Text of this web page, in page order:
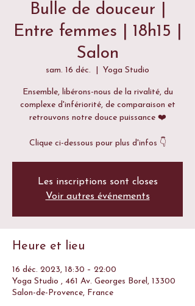
Bulle de douceur |
Entre femmes | 18h15 |
Salon
sam. 16 déc. Yoga Studio
Ensemble, libérons-nous de la rivalité, du
complexe d'infériorité, de comparaison et
retrouvons notre douce puissance ❤️
Les inscriptions sont closes
Voir autres événements
Heure et lieu
16 déc. 2023, 18:30 – 22:00
Yoga Studio , 461 Av. Georges Borel, 13300
Salon-de-Provence, France